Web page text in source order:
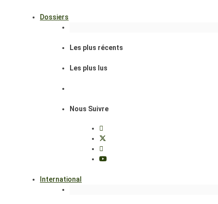
Dossiers
Les plus récents
Les plus lus
Nous Suivre
International